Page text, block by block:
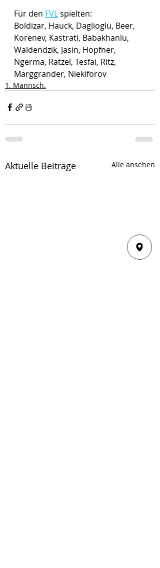
Für den FVL spielten:
Boldizar, Hauck, Daglioglu, Beer,
Korenev, Kastrati, Babakhanlu,
Waldendzik, Jasin, Höpfner,
Ngerma, Ratzel, Tesfai, Ritz,
Marggrander, Niekiforov
1. Mannsch.
Aktuelle Beiträge Alle ansehen